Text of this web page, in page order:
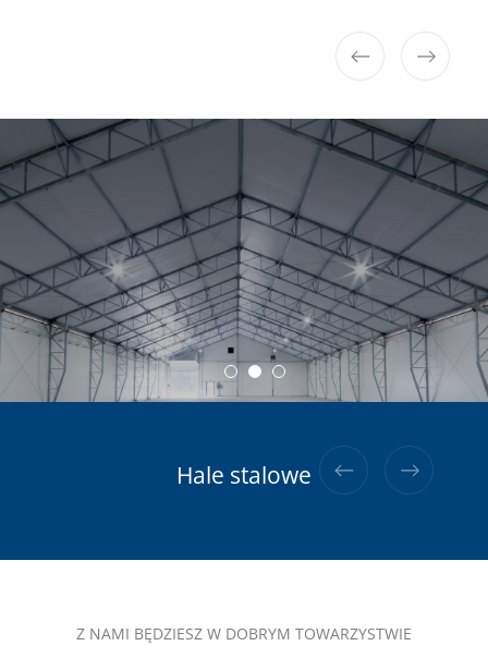
Hale aluminiowe
Hale stalowe
Hale stalowe do 120kg/m2 śniegu
Z NAMI BĘDZIESZ W DOBRYM TOWARZYSTWIE